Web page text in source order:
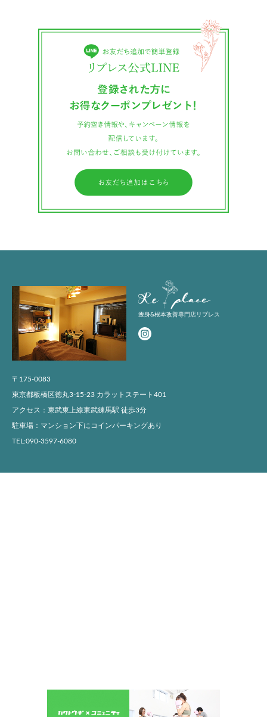
痩身&根本改善専門店リプレス
〒175-0083
東京都板橋区徳丸3-15-23 カラットステート401
アクセス：東武東上線東武練馬駅 徒歩3分
駐車場：マンション下にコインパーキングあり
TEL:090-3597-6080